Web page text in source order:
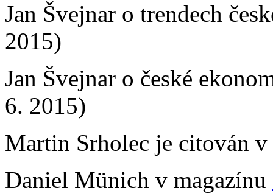
Jan Švejnar o trendech
2015)
Jan Švejnar o české
6. 2015)
Martin Srholec je citován v
Daniel Münich v magazínu